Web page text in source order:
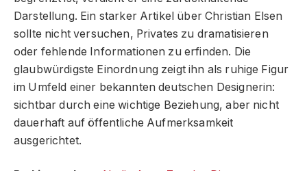
Darstellung. Ein starker Artikel über Christian Elsen
sollte nicht versuchen, Privates zu dramatisieren
oder fehlende Informationen zu erfinden. Die
glaubwürdigste Einordnung zeigt ihn als ruhige Figur
im Umfeld einer bekannten deutschen Designerin:
sichtbar durch eine wichtige Beziehung, aber nicht
dauerhaft auf öffentliche Aufmerksamkeit
ausgerichtet.